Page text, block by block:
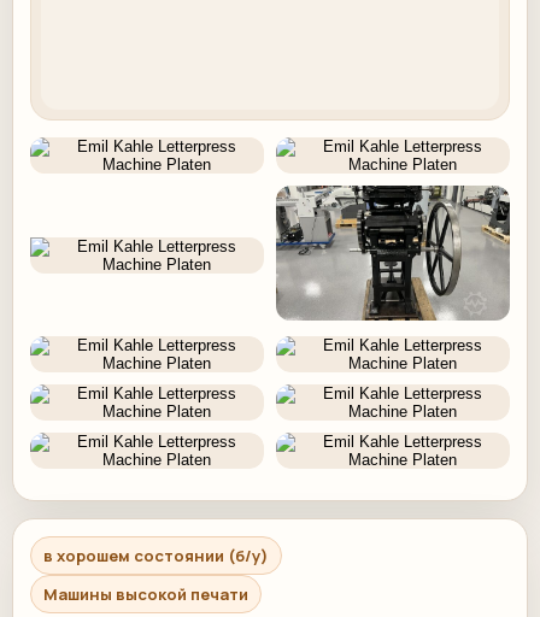
в хорошем состоянии (б/у)
Машины высокой печати